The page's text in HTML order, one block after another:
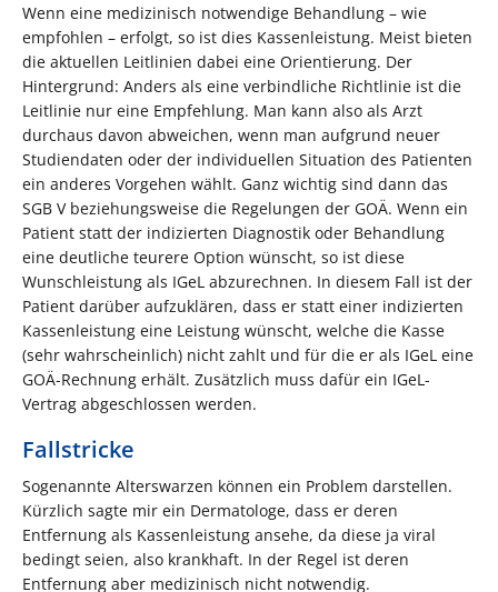
Wenn eine medizinisch notwendige Behandlung – wie
empfohlen – erfolgt, so ist dies Kassenleistung. Meist bieten
die aktuellen Leitlinien dabei eine Orientierung. Der
Hintergrund: Anders als eine verbindliche Richtlinie ist die
Leitlinie nur eine Empfehlung. Man kann also als Arzt
durchaus davon abweichen, wenn man aufgrund neuer
Studiendaten oder der individuellen Situation des Patienten
ein anderes Vorgehen wählt. Ganz wichtig sind dann das
SGB V beziehungsweise die Regelungen der GOÄ. Wenn ein
Patient statt der indizierten Diagnostik oder Behandlung
eine deutliche teurere Option wünscht, so ist diese
Wunschleistung als IGeL abzurechnen. In diesem Fall ist der
Patient darüber aufzuklären, dass er statt einer indizierten
Kassenleistung eine Leistung wünscht, welche die Kasse
(sehr wahrscheinlich) nicht zahlt und für die er als IGeL eine
GOÄ-Rechnung erhält. Zusätzlich muss dafür ein IGeL-
Vertrag abgeschlossen werden.
Fallstricke
Sogenannte Alterswarzen können ein Problem darstellen.
Kürzlich sagte mir ein Dermatologe, dass er deren
Entfernung als Kassenleistung ansehe, da diese ja viral
bedingt seien, also krankhaft. In der Regel ist deren
Entfernung aber medizinisch nicht notwendig.